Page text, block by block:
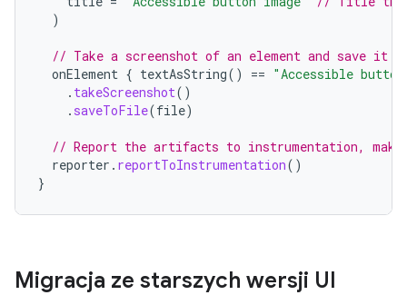
)
// Take a screenshot of an element and save it
onElement { textAsString() == "Accessible
. takeScreenshot()
. saveToFile(file)
// Report the artifacts to instrumentation,
reporter . reportToInstrumentation()
}
Migracja ze starszych wersji UI